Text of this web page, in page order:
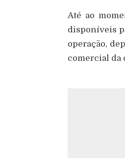
Até ao
disponíveis
operação,
comercial da